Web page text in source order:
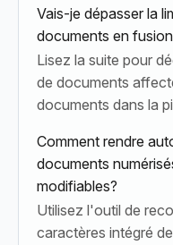
Vais-je dépasser la
documents en
Lisez la suite pour
de documents
documents dans la
Comment rendre
documents
modifiables?
Utilisez l'outil de
caractères intégré